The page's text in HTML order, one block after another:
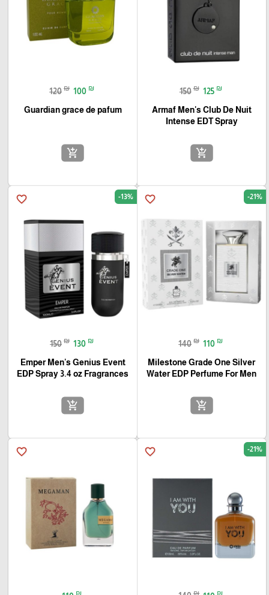
150 ₪ 125 ₪
Armaf Men's Club De Nuit
Intense EDT Spray
add_shopping_cart
120 ₪ 100 ₪
Guardian grace de pafum
add_shopping_cart
favorite_border -21%
140 ₪ 110 ₪
Milestone Grade One Silver
Water EDP Perfume For Men‏
add_shopping_cart
favorite_border -13%
150 ₪ 130 ₪
Emper Men's Genius Event
EDP Spray 3.4 oz Fragrances
add_shopping_cart
favorite_border -21%
₪ ₪
favorite_border
₪